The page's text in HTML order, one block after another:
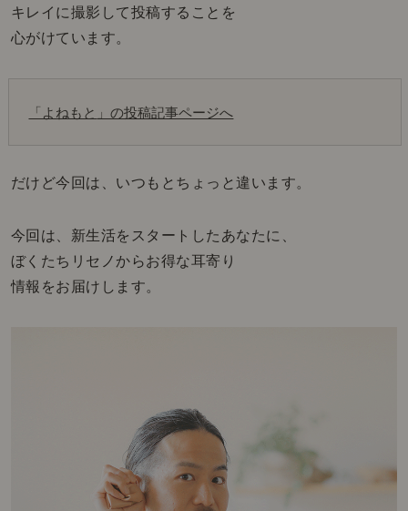
キレイに撮影して投稿することを
心がけています。
「よねもと 」の投稿記事ページへ
だけど今回は、いつもとちょっと違います。
今回は、新生活をスタートしたあなたに、
ぼくたちリセノからお得な耳寄り
情報をお届けします。